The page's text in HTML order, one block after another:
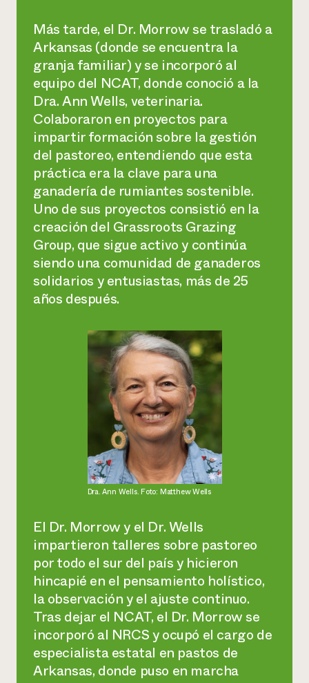
Más tarde, el Dr. Morrow se trasladó a
Arkansas (donde se encuentra la
granja familiar) y se incorporó al
equipo del NCAT, donde conoció a la
Dra. Ann Wells, veterinaria.
Colaboraron en proyectos para
impartir formación sobre la gestión
del pastoreo, entendiendo que esta
práctica era la clave para una
ganadería de rumiantes sostenible.
Uno de sus proyectos consistió en la
creación del Grassroots Grazing
Group, que sigue activo y continúa
siendo una comunidad de ganaderos
solidarios y entusiastas, más de 25
años después.
Dra. Ann Wells. Foto: Matthew Wells
El Dr. Morrow y el Dr. Wells
impartieron talleres sobre pastoreo
por todo el sur del país y hicieron
hincapié en el pensamiento holístico,
la observación y el ajuste continuo.
Tras dejar el NCAT, el Dr. Morrow se
incorporó al NRCS y ocupó el cargo de
especialista estatal en pastos de
Arkansas, donde puso en marcha